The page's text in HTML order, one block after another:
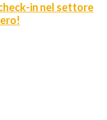
in nel settore